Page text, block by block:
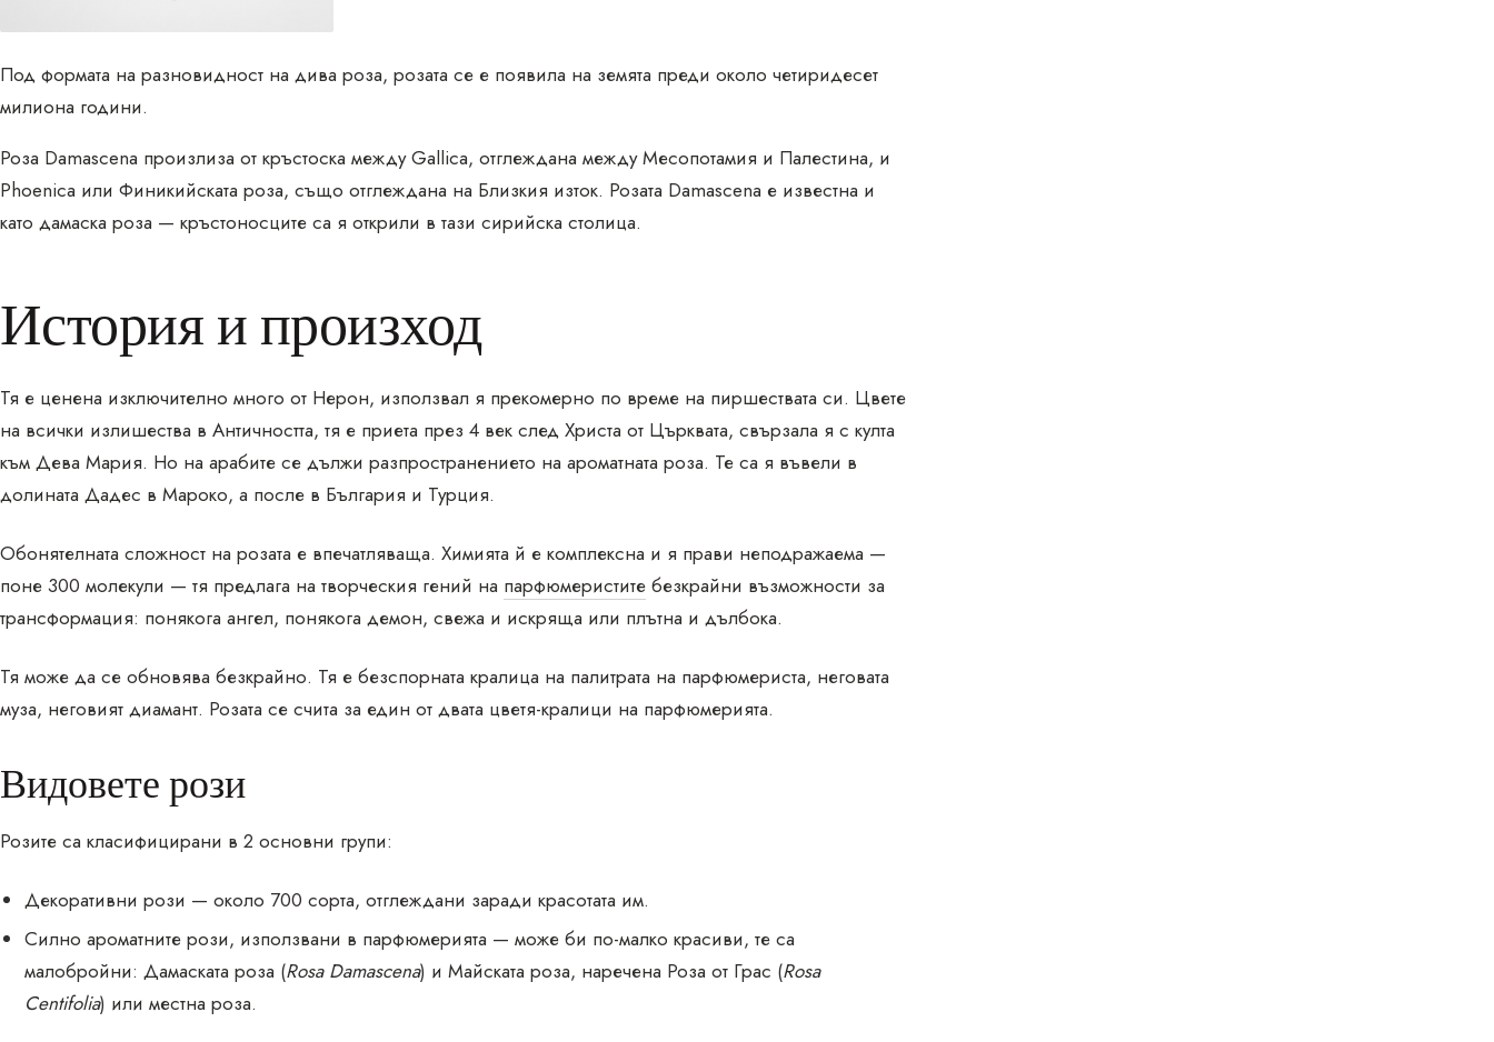
Под формата на разновидност на дива роза, розата се е появила на земята преди около четиридесет
милиона години.
Роза Damascena произлиза от кръстоска между Gallica, отглеждана между Месопотамия и Палестина, и
Phoenica или Финикийската роза, също отглеждана на Близкия изток. Розата Damascena е известна и
като дамаска роза — кръстоносците са я открили в тази сирийска столица.
История и произход
Тя е ценена изключително много от Нерон, използвал я прекомерно по време на пиршествата си. Цвете
на всички излишества в Античността, тя е приета през 4 век след Христа от Църквата, свързала я с култа
към Дева Мария. Но на арабите се дължи разпространението на ароматната роза. Те са я въвели в
долината Дадес в Мароко, а после в България и Турция.
Обонятелната сложност на розата е впечатляваща. Химията й е комплексна и я прави неподражаема —
поне 300 молекули — тя предлага на творческия гений на парфюмеристите безкрайни възможности за
трансформация: понякога ангел, понякога демон, свежа и искряща или плътна и дълбока.
Тя може да се обновява безкрайно. Тя е безспорната кралица на палитрата на парфюмериста, неговата
муза, неговият диамант. Розата се счита за един от двата цветя-кралици на парфюмерията.
Видовете рози
Розите са класифицирани в 2 основни групи:
Декоративни рози — около 700 сорта, отглеждани заради красотата им.
Силно ароматните рози, използвани в парфюмерията — може би по-малко красиви, те са
малобройни: Дамаската роза (Rosa Damascena) и Майската роза, наречена Роза от Грас (Rosa
Centifolia) или местна роза.